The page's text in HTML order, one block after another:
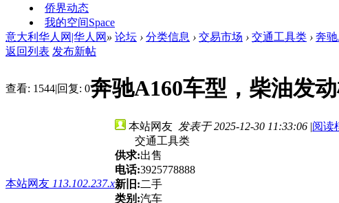
侨界动态
我的空间Space
意大利华人网|华人网 » 论坛 › 分类信息 › 交易市场 › 交通工具类 › 奔
返回列表 发布新帖
查看: 1544|回复: 0奔驰A160车型，柴油发
本站网友 113.102.237.x
本站网友 发表于 2025-12-30 11:33:06 |阅读
交通工具类
供求:出售
电话:3925778888
新旧:二手
类别:汽车